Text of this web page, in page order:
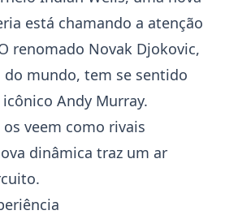
está chamando a atenção
renomado Novak Djokovic,
mundo, tem se sentido
Andy Murray.
veem como rivais
dinâmica traz um ar